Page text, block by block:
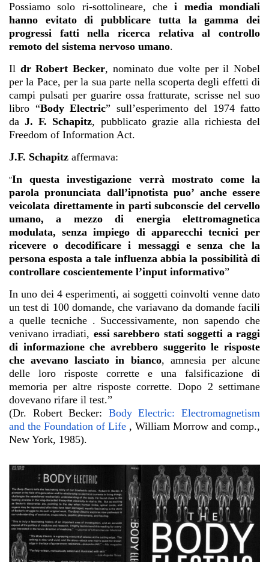
Possiamo solo ri-sottolineare, che i media mondiali
hanno evitato di pubblicare tutta la gamma dei
progressi fatti nella ricerca relativa al controllo
remoto del sistema nervoso umano.
Il dr Robert Becker, nominato due volte per il Nobel
per la Pace, per la sua parte nella scoperta degli effetti di
campi pulsati per guarire ossa fratturate, scrisse nel suo
libro “Body Electric” sull’esperimento del 1974 fatto
da J. F. Schapitz, pubblicato grazie alla richiesta del
Freedom of Information Act.
J.F. Schapitz affermava:
“In questa investigazione verrà mostrato come la
parola pronunciata dall’ipnotista puo’ anche essere
veicolata direttamente in parti subconscie del cervello
umano, a mezzo di energia elettromagnetica
modulata, senza impiego di apparecchi tecnici per
ricevere o decodificare i messaggi e senza che la
persona esposta a tale influenza abbia la possibilità di
controllare coscientemente l’input informativo”
In uno dei 4 esperimenti, ai soggetti coinvolti venne dato
un test di 100 domande, che variavano da domande facili
a quelle tecniche . Successivamente, non sapendo che
venivano irradiati, essi sarebbero stati soggetti a raggi
di informazione che avrebbero suggerito le risposte
che avevano lasciato in bianco, amnesia per alcune
delle loro risposte corrette e una falsificazione di
memoria per altre risposte corrette. Dopo 2 settimane
dovevano rifare il test.”
(Dr. Robert Becker: Body Electric: Electromagnetism
and the Foundation of Life , William Morrow and comp.,
New York, 1985).